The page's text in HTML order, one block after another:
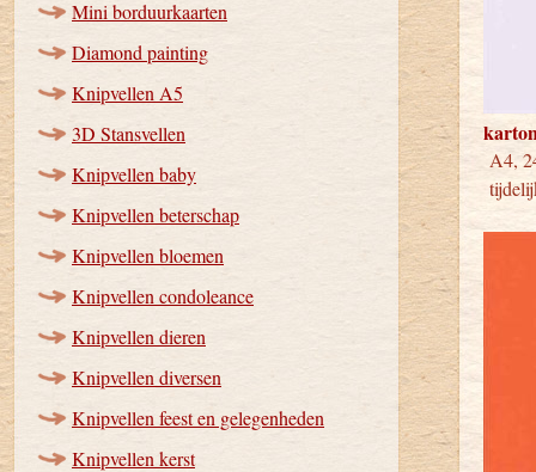
Mini borduurkaarten
Diamond painting
Knipvellen A5
3D Stansvellen
Knipvellen baby
Knipvellen beterschap
Knipvellen bloemen
Knipvellen condoleance
Knipvellen dieren
Knipvellen diversen
Knipvellen feest en gelegenheden
Knipvellen kerst
A4,